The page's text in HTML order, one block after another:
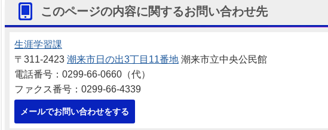
このページの内容に関するお問い合わせ先
生涯学習課
〒311-2423 潮来市日の出3丁目11番地 潮来市立中央公民館
電話番号：0299-66-0660（代）
ファクス番号：0299-66-4339
メールでお問い合わせをする